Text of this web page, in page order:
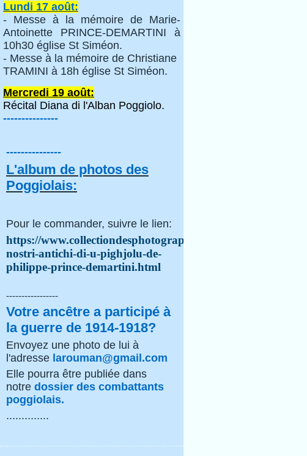
Lundi 17 août:
- Messe à la mémoire de Marie-
Antoinette PRINCE-DEMARTINI à
10h30 église St Siméon.
- Messe à la mémoire de Christiane
TRAMINI à 18h église St Siméon.
Mercredi 19 août:
Récital Diana di l'Alban Poggiolo.
---------------
---------------
L'album de photos des
Poggiolais:
Pour le commander, suivre le lien:
https://www.collectiondesphotographes.com/i-
nostri-antichi-di-u-pighjolu-de-
philippe-prince-demartini.html
-----------------
Votre ancêtre a participé à
la guerre de 1914-1918?
Envoyez une photo de lui à
l'adresse larouman@gmail.com
Elle pourra être publiée dans
notre dossier des combattants
poggiolais.
..............